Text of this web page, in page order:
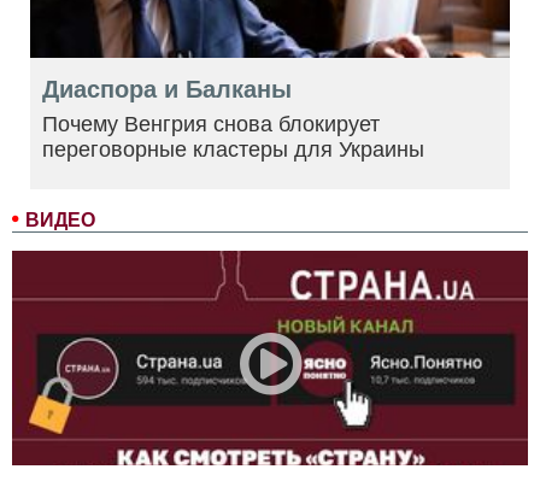
ВИДЕО
Диаспора и Балканы
Почему Венгрия снова блокирует
переговорные кластеры для Украины